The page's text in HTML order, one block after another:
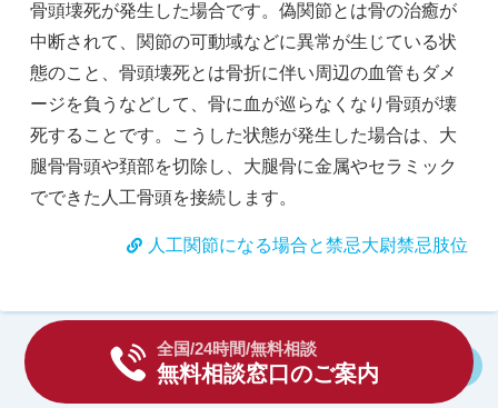
骨頭壊死が発生した場合です。偽関節とは骨の治癒が
中断されて、関節の可動域などに異常が生じている状
態のこと、骨頭壊死とは骨折に伴い周辺の血管もダメ
ージを負うなどして、骨に血が巡らなくなり骨頭が壊
死することです。こうした状態が発生した場合は、大
腿骨骨頭や頚部を切除し、大腿骨に金属やセラミック
でできた人工骨頭を接続します。
人工関節になる場合と禁忌大尉禁忌肢位
Twitter
全国/24時間/無料相談
無料相談窓口のご案内